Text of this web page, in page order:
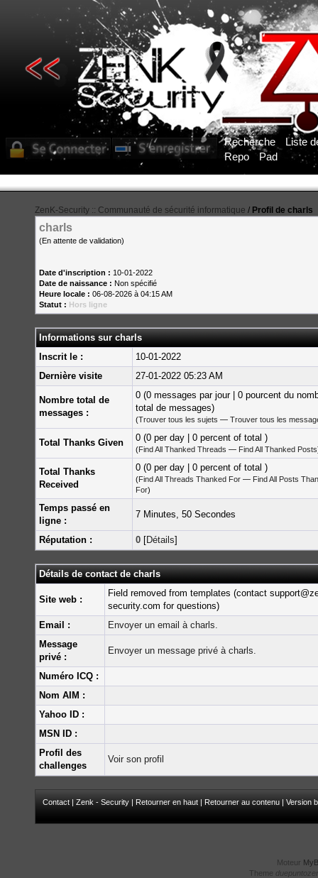
Recherche
Liste
Repo
Pad
ZenK-Security :: Communauté de sécurité informatique / Profil de charls
charls
(En attente de validation)
Date d'inscription : 10-01-2022
Date de naissance : Non spécifié
Heure locale : 06-08-2026 à 04:15 AM
Statut : Hors ligne
Informations sur charls
Inscrit le :
10-01-2022
Dernière visite
27-01-2022 05:23 AM
Nombre total de
messages :
0 (0 messages par jour | 0 pourcent du
total de messages)
(Trouver tous les sujets — Trouver tous les
Total Thanks Given 0 (0 per day | 0 percent of total )
(Find All Thanked Threads — Find All Thanked Posts
Total Thanks
Received
0 (0 per day | 0 percent of total )
(Find All Threads Thanked For — Find All Posts
For)
Temps passé en
ligne :
7 Minutes, 50 Secondes
Réputation : 0 [Détails]
Détails de contact de charls
Site web :
Field removed from templates (contact
security.com for questions)
Email :
Envoyer un email à charls.
Message
privé :
Envoyer un message privé à charls.
Numéro ICQ :
Nom AIM :
Yahoo ID :
MSN ID :
Profil des
challenges
Voir son profil
Contact | Zenk - Security | Retourner en haut | Retourner au contenu | Version
Moteur
Theme